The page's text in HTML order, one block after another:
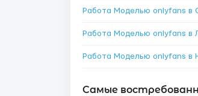
Работа Моделью onlyfans в
Работа Моделью onlyfans в
Работа Моделью onlyfans в
Самые